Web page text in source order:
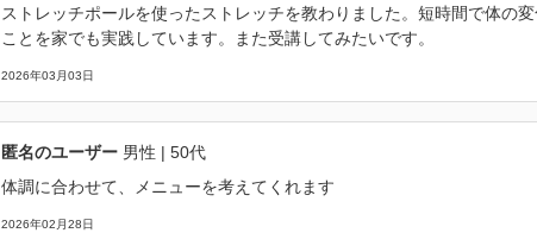
ストレッチポールを使ったストレッチを教わりました。短時間で体の
ことを家でも実践しています。また受講してみたいです。
2026年03月03日
匿名のユーザー 男性 | 50代
体調に合わせて、メニューを考えてくれます
2026年02月28日